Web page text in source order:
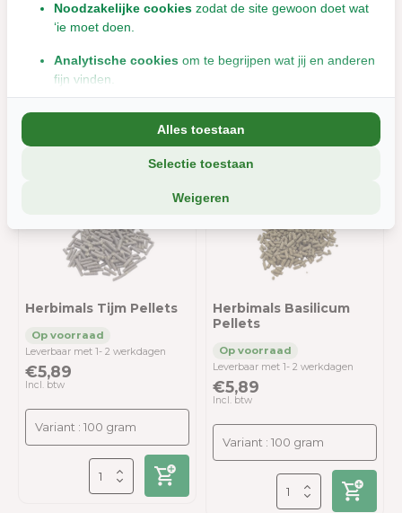
Leverbaar met 1- 2 werkdagen
€7,14
meer info
Herbimals Tijm Pellets
Leverbaar met 1- 2 werkdagen
€5,89
Incl. btw
Herbimals Basilicum
Pellets
Leverbaar met 1- 2 werkdagen
€5,89
Incl. btw
Noodzakelijke cookies zodat de site gewoon doet wat
‘ie moet doen.
Analytische cookies om te begrijpen wat jij en anderen
fijn vinden.
Marketingcookiesom jou relevante informatie en
aanbiedingen te tonen.
We delen soms gegevens met partners (zoals social media en
deelt, of die ze elders van je hebben.
Wil je liever geen cookies? Dan werkt de site nog steeds, maar
misschien net iets minder soepel.
Weigeren
Selectie toestaan
Alles toestaan